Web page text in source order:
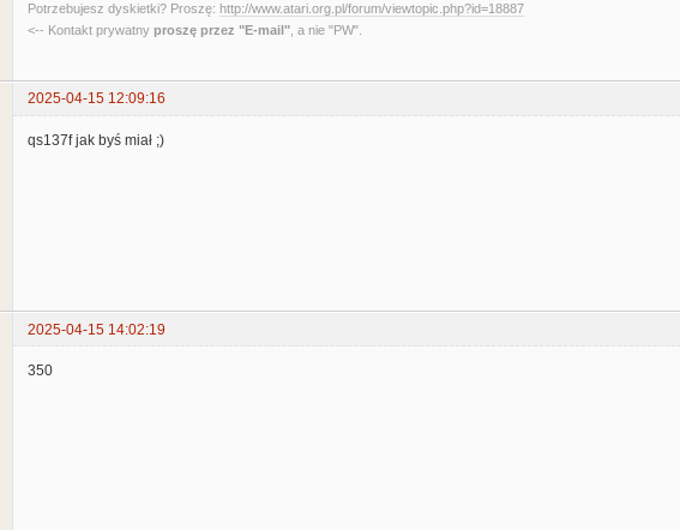
Potrzebujesz dyskietki? Proszę: http://www.atari.org.pl/forum/viewtopic.php?id=18887
<-- Kontakt prywatny proszę przez "E-mail" , a nie "PW".
2025-04-15 12:09:16
qs137f jak byś miał ;)
2025-04-15 14:02:19
350